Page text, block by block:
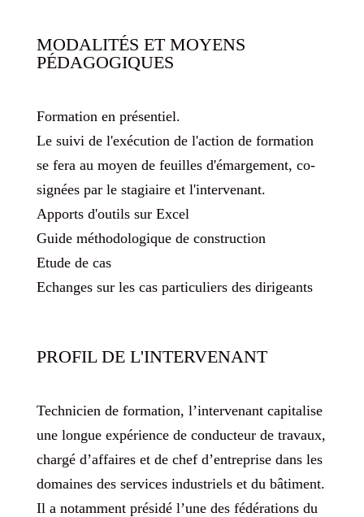
MODALITÉS ET MOYENS
PÉDAGOGIQUES
Formation en présentiel.
Le suivi de l'exécution de l'action de formation
se fera au moyen de feuilles d'émargement, co-
signées par le stagiaire et l'intervenant.
Apports d'outils sur Excel
Guide méthodologique de construction
Etude de cas
Echanges sur les cas particuliers des dirigeants
PROFIL DE L'INTERVENANT
Technicien de formation, l’intervenant capitalise
une longue expérience de conducteur de travaux,
chargé d’affaires et de chef d’entreprise dans les
domaines des services industriels et du bâtiment.
Il a notamment présidé l’une des fédérations du